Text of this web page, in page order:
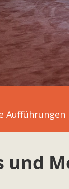
Aufführungen
und